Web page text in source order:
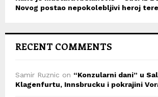
Novog postao nepokolebljivi heroj
RECENT COMMENTS
Samir Ruznic on “Konzularni dani” u
Klagenfurtu, Innsbrucku i pokrajini